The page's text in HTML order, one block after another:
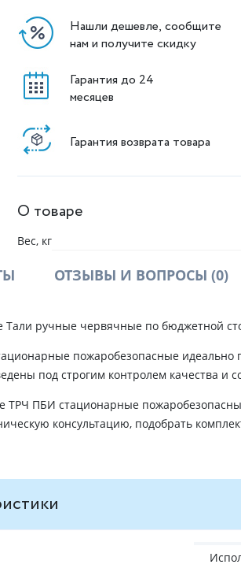
Нашли дешевле, сообщите
нам и получите скидку
Гарантия до 24
месяцев
Гарантия возврата товара
О товаре
Вес, кг
ОТЗЫВЫ И ВОПРОСЫ (0)
Тали ручные червячные по бюджетной
пожаробезопасные идеально
под строгим контролем качества и
ТРЧ ПБИ стационарные
консультацию, подобрать